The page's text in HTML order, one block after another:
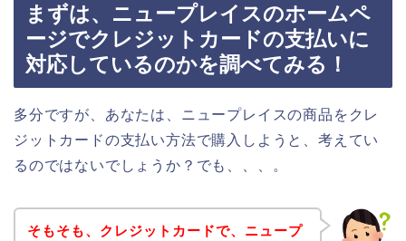
まずは、ニュープレイスのホームペ
ージでクレジットカードの支払いに
対応しているのかを調べてみる！
多分ですが、あなたは、ニュープレイスの商品をクレ
ジットカードの支払い方法で購入しようと、考えてい
るのではないでしょうか？でも、、、。
そもそも、クレジットカードで、ニュープ